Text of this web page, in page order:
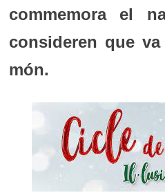
commemora el
consideren que
món.